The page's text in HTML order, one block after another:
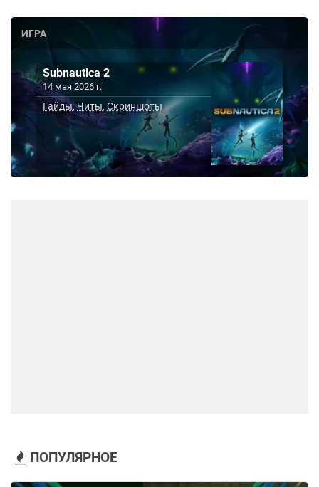
ИГРА
Subnautica 2
14 мая 2026 г.
Гайды ,Читы ,Скриншоты
ПОПУЛЯРНОЕ